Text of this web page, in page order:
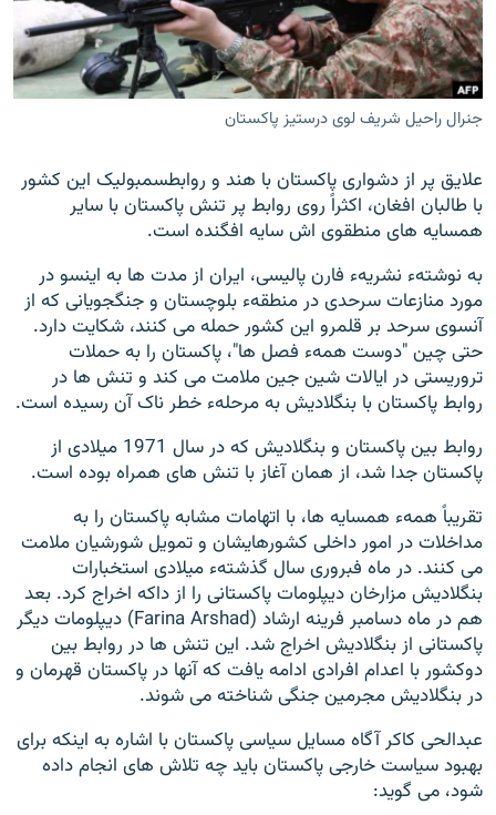
تماس
صفحه پشتو
Azadi English
به ما بپیوندید
همۀ سایت‌های رادیو آزادی/ رادیو اروپای آزاد
جنرال راحیل شریف لوی درستیز پاکستان
علایق پر از دشواری پاکستان با هند و روابطسمبولیک این کشور
با طالبان افغان، اکثراً روی روابط پر تنش پاکستان با سایر
همسایه های منطقوی اش سایه افگنده است.
به نوشتهء نشریهء فارن پالیسی، ایران از مدت ها به اینسو در
مورد منازعات سرحدی در منطقهء بلوچستان و جنگجویانی که از
آنسوی سرحد بر قلمرو این کشور حمله می کنند، شکایت دارد.
حتی چین "دوست همهء فصل ها"، پاکستان را به حملات
تروریستی در ایالات شین جین ملامت می کند و تنش ها در
روابط پاکستان با بنگلادیش به مرحلهء خطر ناک آن رسیده است.
روابط بین پاکستان و بنگلادیش که در سال 1971 میلادی از
پاکستان جدا شد، از همان آغاز با تنش های همراه بوده است.
تقریباً همهء همسایه ها، با اتهامات مشابه پاکستان را به
مداخلات در امور داخلی کشورهایشان و تمویل شورشیان ملامت
می کنند. در ماه فبروری سال گذشتهء میلادی استخبارات
بنگلادیش مزارخان دیپلومات پاکستانی را از داکه اخراج کرد. بعد
هم در ماه دسامبر فرینه ارشاد (Farina Arshad) دیپلومات دیگر
پاکستانی از بنگلادیش اخراج شد. این تنش ها در روابط بین
دوکشور با اعدام افرادی ادامه یافت که آنها در پاکستان قهرمان و
در بنگلادیش مجرمین جنگی شناخته می شوند.
عبدالحی کاکر آگاه مسایل سیاسی پاکستان با اشاره به اینکه برای
بهبود سیاست خارجی پاکستان باید چه تلاش های انجام داده
شود، می گوید: